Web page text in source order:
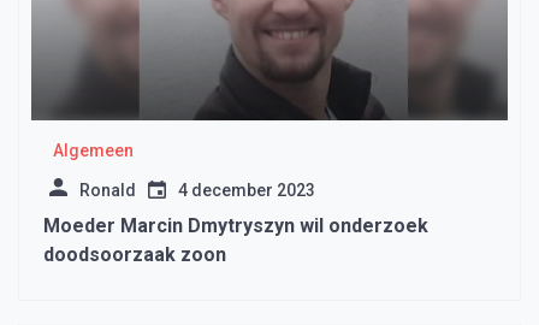
Algemeen
Ronald 4 december 2023
Moeder Marcin Dmytryszyn wil onderzoek
doodsoorzaak zoon